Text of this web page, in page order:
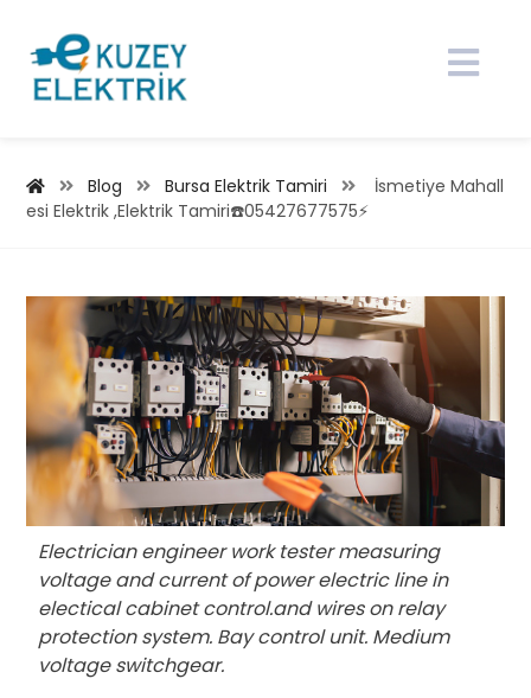
Blog Bursa Elektrik Tamiri
İsmetiye Mahall
esi Elektrik ,Elektrik Tamiri☎️05427677575⚡
Electrician engineer work tester measuring
voltage and current of power electric line in
electical cabinet control.and wires on relay
protection system. Bay control unit. Medium
voltage switchgear.